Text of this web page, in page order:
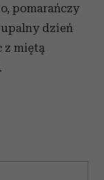
pomarańczy
dzień
z miętą